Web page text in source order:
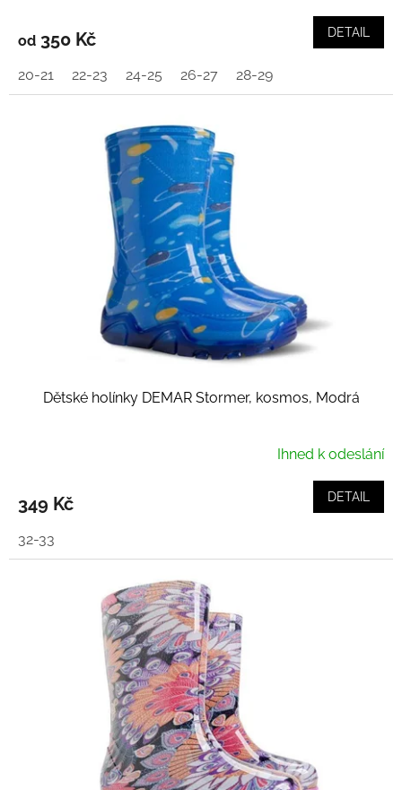
od 350 Kč DETAIL
20-21 22-23 24-25 26-27 28-29
Dětské holínky DEMAR Stormer, kosmos, Modrá
Ihned k odeslání
349 Kč DETAIL
32-33